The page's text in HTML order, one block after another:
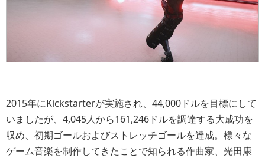
2015年にKickstarterが実施され、44,000ドルを目標にして
いましたが、4,045人から161,246ドルを調達する大成功を
収め、初期ゴールおよびストレッチゴールを達成。様々な
ゲーム音楽を制作してきたことで知られる作曲家、光田康